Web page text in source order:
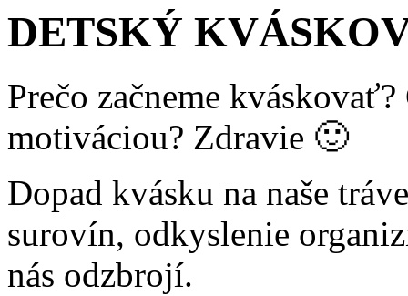
DETSKÝ
Prečo začneme
motiváciou? Zdravie 🙂
Dopad kvásku na naše
surovín, odkyslenie
nás odzbrojí.